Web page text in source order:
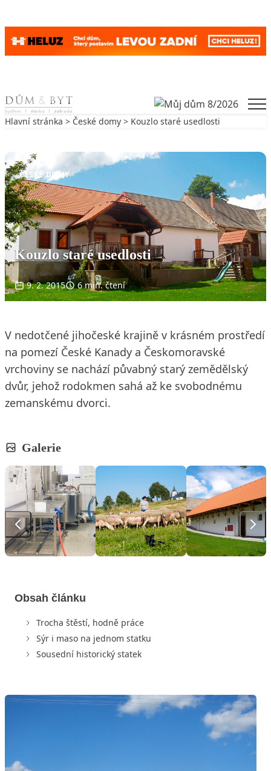
Skip to content
Hlavní stránka > České domy > Kouzlo staré usedlosti
ČESKÉ DOMY
Kouzlo staré usedlosti
9. 2. 2015 6 min. čtení
V nedotčené jihočeské krajině v krásném prostředí
na pomezí České Kanady a Českomoravské
vrchoviny se nachází půvabný starý zemědělský
dvůr, jehož rodokmen sahá až ke svobodnému
zemanskému dvorci.
Galerie
Obsah článku
Trocha štěstí, hodně práce
Sýr i maso na jednom statku
Sousední historický statek